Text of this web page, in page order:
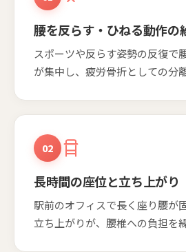
腰を反らす・ひねる動作の
スポーツや反らす姿勢の反復で
が集中し、疲労骨折としての分
02
長時間の座位と立ち上がり
駅前のオフィスで長く座り腰が
立ち上がりが、腰椎への負担を